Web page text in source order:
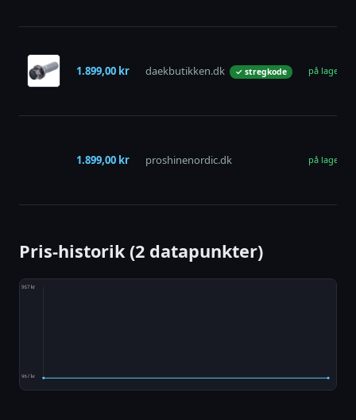
1.899,00 kr daekbutikken.dk ✓ stregkode på lager
1.899,00 kr proshinenordic.dk på lager
Pris-historik (2 datapunkter)